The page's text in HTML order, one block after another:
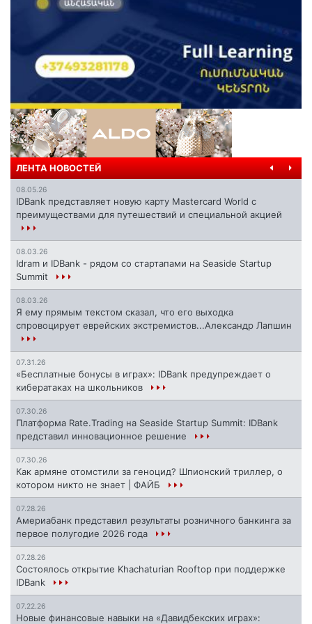
ЛЕНТА НОВОСТЕЙ
08.05.26
IDBank представляет новую карту Mastercard World с
преимуществами для путешествий и специальной акцией
08.03.26
Idram и IDBank - рядом со стартапами на Seaside Startup
Summit
08.03.26
Я ему прямым текстом сказал, что его выходка
спровоцирует еврейских экстремистов...Александр Лапшин
07.31.26
«Бесплатные бонусы в играх»: IDBank предупреждает о
кибератаках на школьников
07.30.26
Платформа Rate.Trading на Seaside Startup Summit: IDBank
представил инновационное решение
07.30.26
Как армяне отомстили за геноцид? Шпионский триллер, о
котором никто не знает | ФАЙБ
07.28.26
Америабанк представил результаты розничного банкинга за
первое полугодие 2026 года
07.28.26
Состоялось открытие Khachaturian Rooftop при поддержке
IDBank
07.22.26
Новые финансовые навыки на «Давидбекских играх»: